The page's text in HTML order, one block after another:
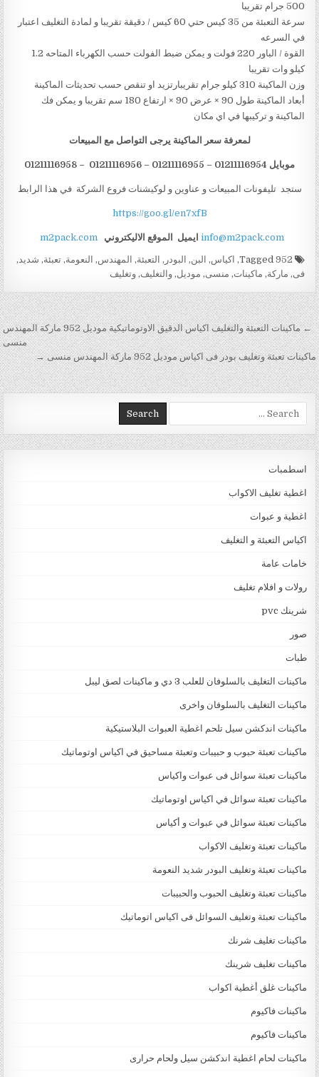
500 جرام تقريبا
سرعة التعبئة من 35 كيس حتي 60 كيس / دقيقة تقريبا و لمادة التغليف اعتبار
في السرعه
القوة / الباور 220 فولت و يمكن ضبط الفولت حسب الكهرباء المتاحه 1.2
كيلو وات تقريبا
وزن الماكينة 310 كيلو جرام تقريبارتزيد او تنقص حسب تحديثات الماكينة
أبعاد الماكينة طول 90 × عرض 90 × ارتفاع 180 سم تقريبا و يمكن فك
الماكينة و تركيبها في اي مكان
لمعرفة سعر الماكينة يرجى التواصل مع المبيعات
موبايل 01211116954 – 01211116955 – 01211116956 – 01211116958
ستجد تليفونات المبيعات و عناوين و لوكيشنات فروع الشركة في هذا الرابط
https://goo.gl/en7xfB
info@m2pack.com ايميل الموقع الاليكتروني m2pack.com
952
, اكياس, البن, البودر , التعبئة, المهندس, النعومة,تعبئة, شديد,
فى, ماركة, ماكينات, منسى, موديل,والتغليف,وتغليف
تصفّح المقالات
← ماكينات التعبئة والتغليف اكياس الدقيق الاوتوماتيكية موديل 952 ماركة المهندس
منسى
ماكينات تعبئة وتغليف بودر فى اكياس موديل 952 ماركة المهندس منسى →
Search for:
اسطمبات
اغطية تغليف الاكواب
اغطية و عبوات
اكياس التعبئة و التغليف
خامات عامة
رولات و افلام تغليف
شرينك pvc
صور
طبات
ماكينات التغليف بالسلوفان للعلب 3 دي و ماكينات لصق ليبل
ماكينات التغليف بالسلوفان واخرى
ماكينات اندكشن سيل تلحم اغطية العبوات البلاستيكية
ماكينات تعبئة حبوب و حبيبات وتعبئة مساحيق في اكياس اوتوماتيك
ماكينات تعبئة سوائل فى عبوات واكياس
ماكينات تعبئة سوائل في اكياس اوتوماتيك
ماكينات تعبئة سوائل في عبوات و أكياس
ماكينات تعبئة وتغليف الاكواب
ماكينات تعبئة وتغليف البودر شديد النعومة
ماكينات تعبئة وتغليف الحبوب والحبيبات
ماكينات تعبئة وتغليف السوائل فى اكياس اتوماتيك
ماكينات تغليف شرنك
ماكينات تغليف شرينك
ماكينات غلق أغطية اكواب
ماكينات فاكيوم
ماكينات فاكيوم
ماكينات لحام اغطية اندكشن سيل ولحام حرارى